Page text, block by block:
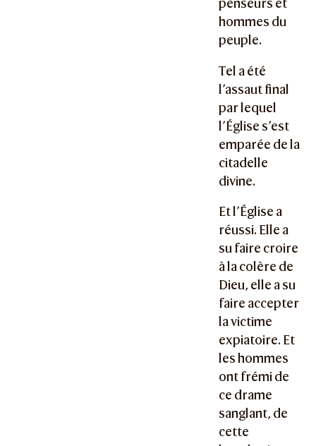
penseurs et
hommes du
peuple.
Tel a été
l’assaut final
par lequel
l’Église s’est
emparée de la
citadelle
divine.
Et l’Église a
réussi. Elle a
su faire croire
à la colère de
Dieu, elle a su
faire accepter
la victime
expiatoire. Et
les hommes
ont frémi de
ce drame
sanglant, de
cette